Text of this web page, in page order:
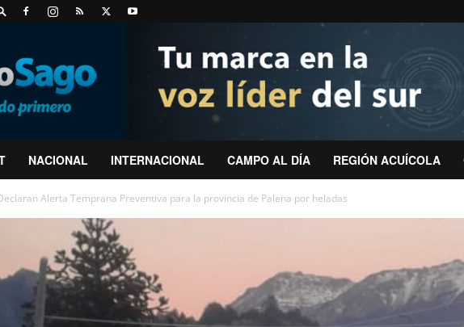
NACIONAL INTERNACIONAL CAMPO AL DÍA REGIÓN ACUÍCOLA
Alerta Temprana Preventiva para la provincia de Palena por heladas